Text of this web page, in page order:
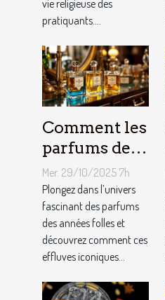
vie religieuse des
pratiquants....
Comment les
parfums des
années folles
influencent-
ils la mode
moderne ?
Mer. 29/10/2025 7h
Plongez dans l’univers
fascinant des parfums
des années folles et
découvrez comment ces
effluves iconiques...